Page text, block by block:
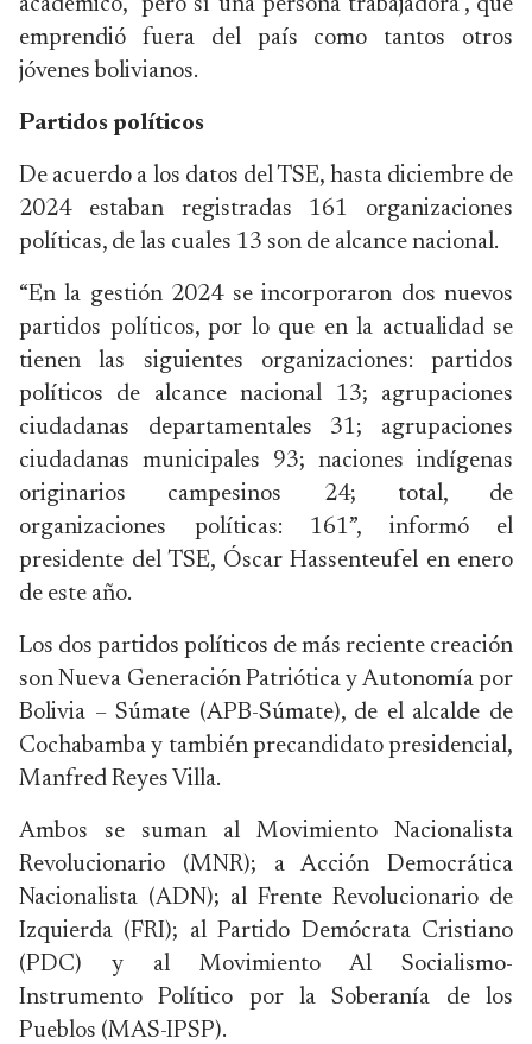
académico, "pero sí una persona trabajadora", que
emprendió fuera del país como tantos otros
jóvenes bolivianos.
Partidos políticos
De acuerdo a los datos del TSE, hasta diciembre de
2024 estaban registradas 161 organizaciones
políticas, de las cuales 13 son de alcance nacional.
“En la gestión 2024 se incorporaron dos nuevos
partidos políticos, por lo que en la actualidad se
tienen las siguientes organizaciones: partidos
políticos de alcance nacional 13; agrupaciones
ciudadanas departamentales 31; agrupaciones
ciudadanas municipales 93; naciones indígenas
originarios campesinos 24; total, de
organizaciones políticas: 161”, informó el
presidente del TSE, Óscar Hassenteufel en enero
de este año.
Los dos partidos políticos de más reciente creación
son Nueva Generación Patriótica y Autonomía por
Bolivia – Súmate (APB-Súmate), de el alcalde de
Cochabamba y también precandidato presidencial,
Manfred Reyes Villa.
Ambos se suman al Movimiento Nacionalista
Revolucionario (MNR); a Acción Democrática
Nacionalista (ADN); al Frente Revolucionario de
Izquierda (FRI); al Partido Demócrata Cristiano
(PDC) y al Movimiento Al Socialismo-
Instrumento Político por la Soberanía de los
Pueblos (MAS-IPSP).